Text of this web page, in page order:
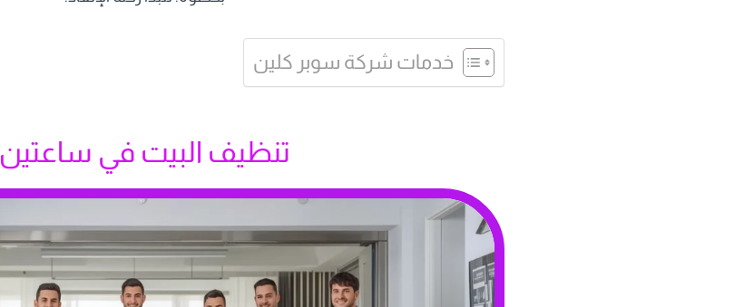
خدمات شركة سوبر كلين
تنظيف البيت في ساعتين